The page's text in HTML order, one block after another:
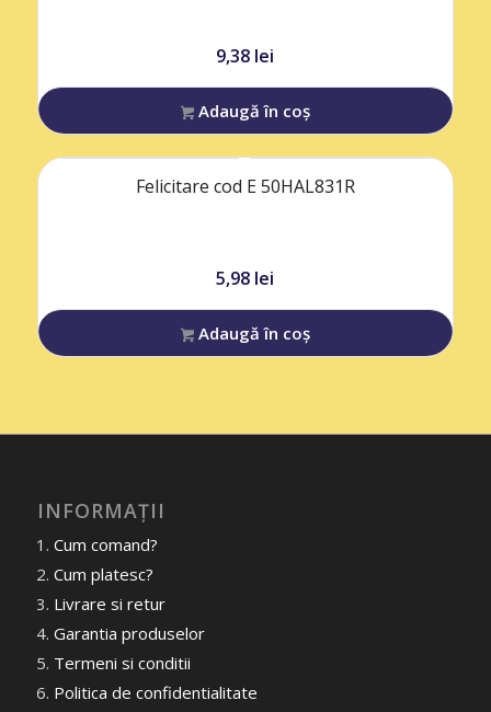
9,38 lei
Adaugă în coș
Felicitare cod E 50HAL831R
5,98 lei
Adaugă în coș
INFORMAȚII
Cum comand?
Cum platesc?
Livrare si retur
Garantia produselor
Termeni si conditii
Politica de confidentialitate